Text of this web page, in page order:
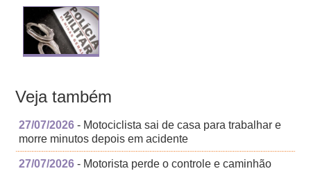
Veja também
27/07/2026 - Motociclista sai de casa para trabalhar e
morre minutos depois em acidente
27/07/2026 - Motorista perde o controle e caminhão